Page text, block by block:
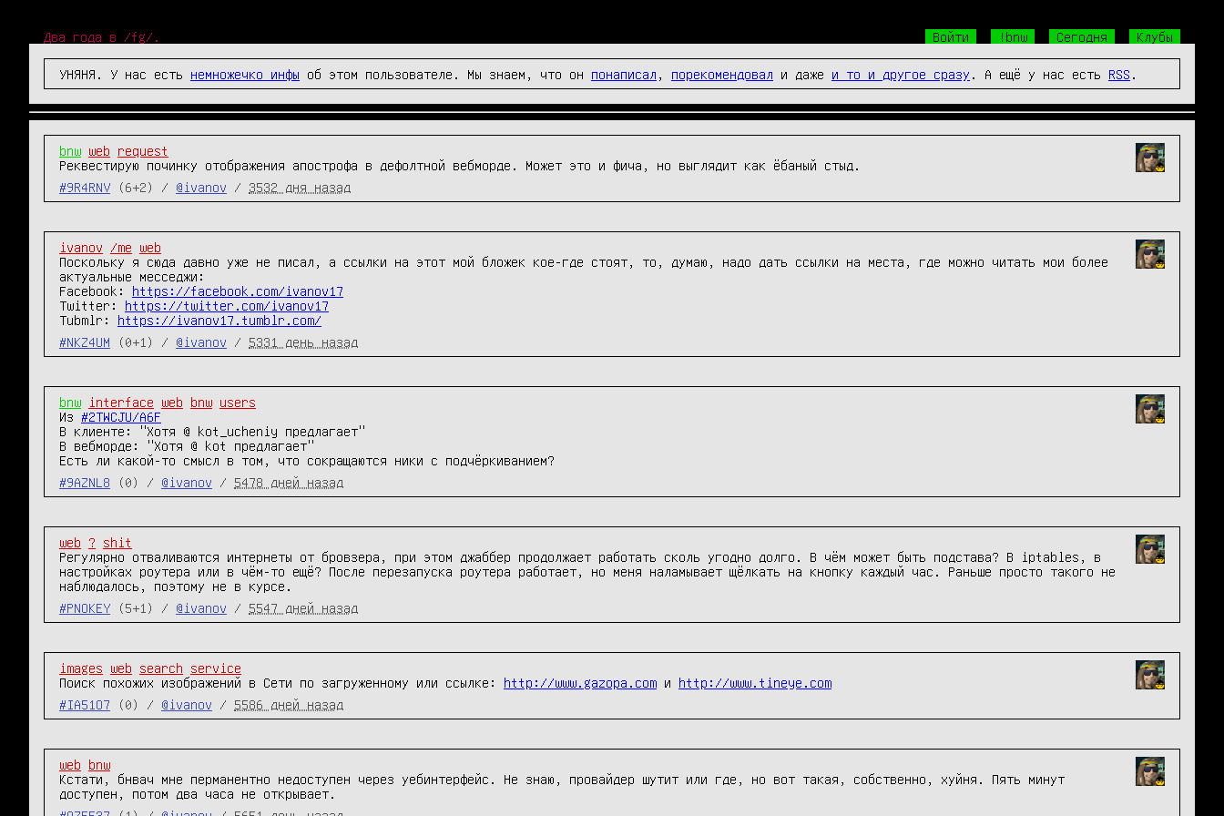
Два года в /fg/. Войти !bnw Сегодня Клубы
УНЯНЯ. У нас есть немножечко инфы об этом пользователе. Мы знаем, что он понаписал порекомендовал и даже и то и другое сразу . А ещё у нас есть RSS
bnw web
request
Реквестирую починку отображения апострофа в дефолтной вебморде. Может это и фича, но выглядит как ёбаный стыд.
#9R4RNV
(6+2) / @ivanov / 3532 дня назад
ivanov /me
web
Поскольку я сюда давно уже не писал, а ссылки на этот мой бложек кое-где стоят, то, думаю, надо дать ссылки на места, где можно читать мои более
актуальные месседжи:
Facebook: https://facebook.com/ivanov17
Twitter: https://twitter.com/ivanov17
Tubmlr: https://ivanov17.tumblr.com/
#NKZ4UM
(0+1) / @ivanov / 5331 день назад
bnw interface web bnw users
Из #2TWCJU/A6F
В клиенте: "Хотя @ kot_ucheniy предлагает"
В вебморде: "Хотя @ kot предлагает"
Есть ли какой-то смысл в том, что сокращаются ники с подчёркиванием?
#9AZNL8
(0) / @ivanov / 5478 дней назад
web ?
shit
Регулярно отваливаются интернеты от бровзера, при этом джаббер продолжает работать сколь угодно долго. В чём может быть подстава? В iptables, в
настройках роутера или в чём-то ещё? После перезапуска роутера работает, но меня наламывает щёлкать на кнопку каждый час. Раньше просто такого не
наблюдалось, поэтому не в курсе.
#PNOKEY
(5+1) / @ivanov / 5547 дней назад
images web search
service
Поиск похожих изображений в Сети по загруженному или ссылке: http://www.gazopa.com и http://www.tineye.com
#IA51O7
(0) / @ivanov / 5586 дней назад
web
bnw
Кстати, бнвач мне перманентно недоступен через уебинтерфейс. Не знаю, провайдер шутит или где, но вот такая, собственно, хуйня. Пять минут
доступен, потом два часа не открывает.